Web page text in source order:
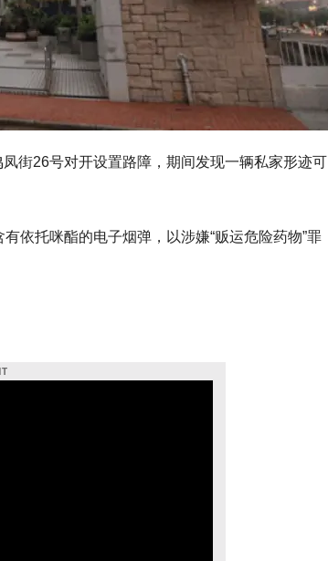
街26号对开设置路障，期间发现一辆私家形迹可
依托咪酯的电子烟弹，以涉嫌“贩运危险药物”罪